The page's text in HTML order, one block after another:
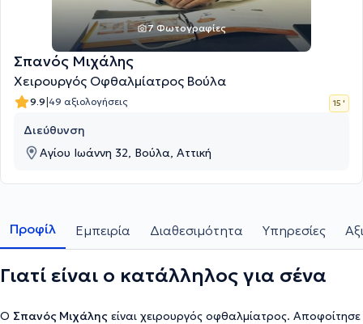
7 Φωτογραφίες
Σπανός Μιχάλης
Χειρουργός Οφθαλμίατρος Βούλα
9.9|49 αξιολογήσεις 15 '
Διεύθυνση
Αγίου Ιωάννη 32, Βούλα, Αττική
Προφίλ Εμπειρία Διαθεσιμότητα Υπηρεσίες
Γιατί είναι ο κατάλληλος για σένα
Ο Σπανός Μιχάλης είναι χειρουργός οφθαλμίατρος. Αποφοίτησε